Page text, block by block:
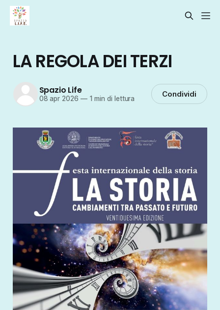
LA REGOLA DEI TERZI
Spazio Life
08 apr 2026 —1 min di lettura Condividi